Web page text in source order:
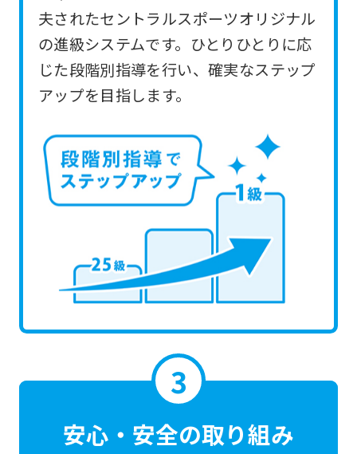
夫されたセントラルスポーツオリジナル
の進級システムです。ひとりひとりに応
じた段階別指導を行い、確実なステップ
アップを目指します。
安心・安全の取り組み
you
use
an
automatic
translation
service,
the
Japanese
version
of
this
website
be
translated
mechanically,
it